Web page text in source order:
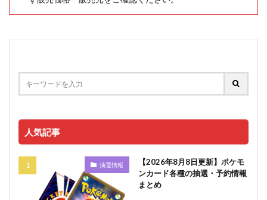
人気記事
抽選情報
【2026年8月8日更新】ポケモ
ンカード各種の抽選・予約情報
まとめ